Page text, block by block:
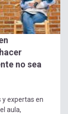
no sea
y expertas en
aula,